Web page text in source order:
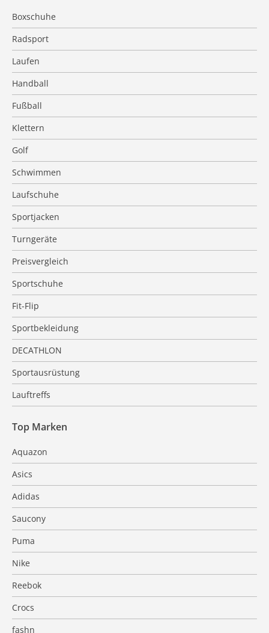
Boxschuhe
Radsport
Laufen
Handball
Fußball
Klettern
Golf
Schwimmen
Laufschuhe
Sportjacken
Turngeräte
Preisvergleich
Sportschuhe
Fit-Flip
Sportbekleidung
DECATHLON
Sportausrüstung
Lauftreffs
Top Marken
Aquazon
Asics
Adidas
Saucony
Puma
Nike
Reebok
Crocs
fashn